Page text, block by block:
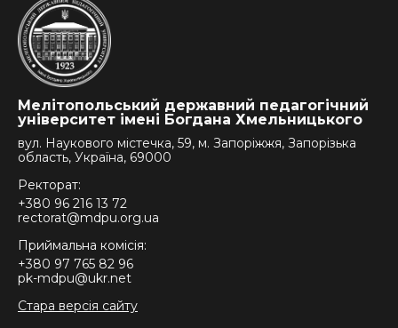
Мелітопольський державний педагогічний
університет імені Богдана Хмельницького
вул. Наукового містечка, 59, м. Запоріжжя, Запорізька
область, Україна, 69000
Ректорат:
+380 96 216 13 72
rectorat@mdpu.org.ua
Приймальна комісія:
+380 97 765 82 96
pk-mdpu@ukr.net
Стара версія сайту